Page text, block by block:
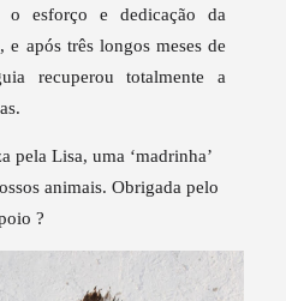
o esforço e dedicação da
e após três longos meses de
recuperou totalmente a
pela Lisa, uma ‘madrinha’
animais. Obrigada pelo
?